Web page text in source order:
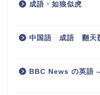
成語・如狼似虎
中国語 成語 翻天
BBC News の英語